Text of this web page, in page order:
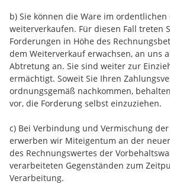
b) Sie können die Ware im ordentlichen
weiterverkaufen. Für diesen Fall treten
Forderungen in Höhe des
dem Weiterverkauf erwachsen, an uns
Abtretung an. Sie sind weiter zur
ermächtigt. Soweit Sie Ihren
ordnungsgemäß nachkommen,
vor, die Forderung selbst einzuziehen.
c) Bei Verbindung und Vermischung
erwerben wir Miteigentum an der
des Rechnungswertes der
verarbeiteten Gegenständen zum
Verarbeitung.